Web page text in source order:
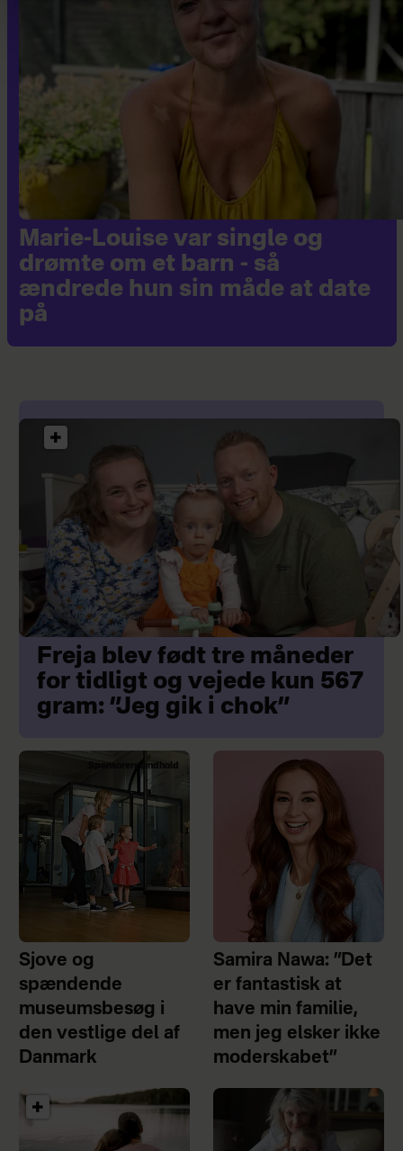
Marie-Louise var single og
drømte om et barn - så
ændrede hun sin måde at date
på
Freja blev født tre måneder
for tidligt og vejede kun 567
gram: ”Jeg gik i chok”
Sponsoreret indhold
Sjove og
spændende
museumsbesøg i
den vestlige del af
Danmark
Samira Nawa: ”Det
er fantastisk at
have min familie,
men jeg elsker ikke
moderskabet”